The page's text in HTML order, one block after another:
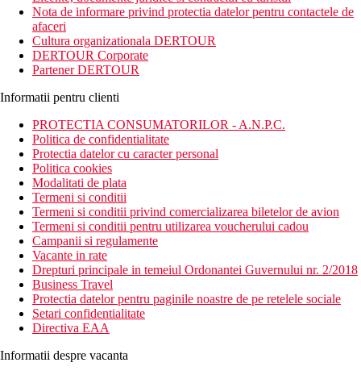
moment in care pasiti in Vista Sol Punta Cana Beach Resort &
Spa.
Distanta
in Playa Bavaro
pe plaja
statiile de autobuz si taxi in apropiere
Descrierea camerei
Toate tipurile de camere dispun de:
minibar
balcon
baie cu dus sau cada
uscator de par
WiFi contra cost
fierbator
TV
telefon
aer conditionat
seif contra cost
pat single/twin sau dublu
Descrierea hotelului
Hotelul dispune de:
Nota de informare privind protectia datelor pentru contactele de
afaceri
Cultura organizationala DERTOUR
DERTOUR Corporate
Partener DERTOUR
Informatii pentru clienti
PROTECTIA CONSUMATORILOR - A.N.P.C.
Politica de confidentialitate
Protectia datelor cu caracter personal
Politica cookies
Modalitati de plata
Termeni si conditii
Termeni si conditii privind comercializarea biletelor de avion
Termeni si conditii pentru utilizarea voucherului cadou
Campanii si regulamente
Vacante in rate
Drepturi principale in temeiul Ordonantei Guvernului nr. 2/2018
Business Travel
Protectia datelor pentru paginile noastre de pe retelele sociale
Setari confidentialitate
Directiva EAA
Informatii despre vacanta